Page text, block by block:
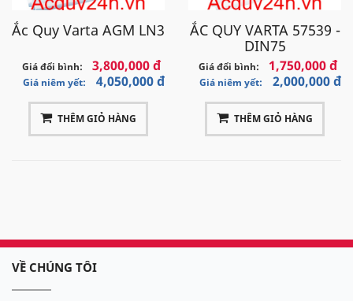
Ắc Quy Varta AGM LN3
Giá đổi bình: 3,800,000 đ
Giá niêm yết: 4,050,000 đ
THÊM GIỎ HÀNG
ẮC QUY VARTA 57539 -
DIN75
Giá đổi bình: 1,750,000 đ
Giá niêm yết: 2,000,000 đ
THÊM GIỎ HÀNG
VỀ CHÚNG TÔI